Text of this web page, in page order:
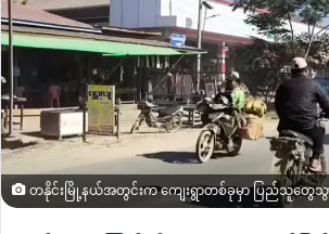
တနိုင်းမြို့နယ်အတွင်းက ကျေးရွာတစ်ခုမှာ ပြည်သူတွေသွ